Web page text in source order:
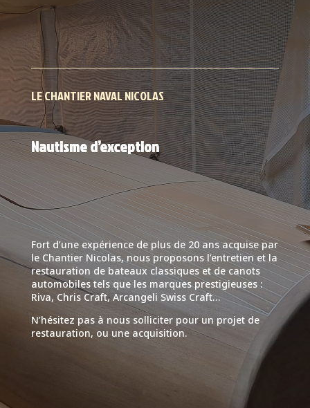
LE CHANTIER NAVAL NICOLAS
Nautisme d’exception
Fort d’une expérience de plus de 20 ans acquise par
le Chantier Nicolas, nous proposons l’entretien et la
restauration de bateaux classiques et de canots
automobiles tels que les marques prestigieuses :
Riva, Chris Craft, Arcangeli Swiss Craft…
N’hésitez pas à nous solliciter pour un projet de
restauration, ou une acquisition.